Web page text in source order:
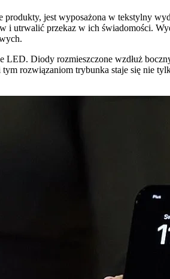
jest wyposażona w tekstylny
utrwalić przekaz w ich świadomości.
LED. Diody rozmieszczone wzdłuż
rozwiązaniom trybunka staje się nie